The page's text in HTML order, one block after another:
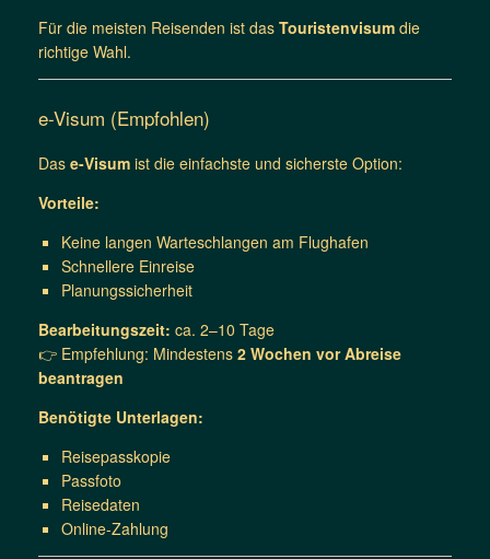
Für die meisten Reisenden ist das Touristenvisum die
richtige Wahl.
e-Visum (Empfohlen)
Das e-Visum ist die einfachste und sicherste Option:
Vorteile:
Keine langen Warteschlangen am Flughafen
Schnellere Einreise
Planungssicherheit
Bearbeitungszeit: ca. 2–10 Tage
👉 Empfehlung: Mindestens 2 Wochen vor Abreise
beantragen
Benötigte Unterlagen:
Reisepasskopie
Passfoto
Reisedaten
Online-Zahlung